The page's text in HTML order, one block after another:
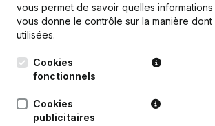
Rubrique
vous permet de savoir quelles
vous donne le contrôle sur la manière dont
utilisées.
Cookies
fonctionnels
Cookies
publicitaires